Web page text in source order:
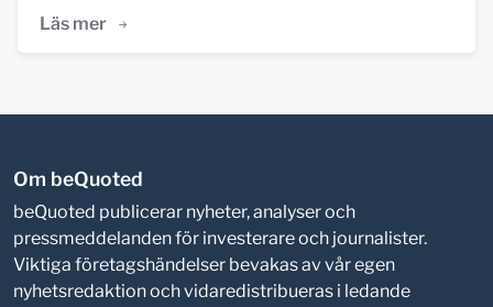
Läs mer
Om beQuoted
beQuoted publicerar nyheter, analyser och
pressmeddelanden för investerare och journalister.
Viktiga företagshändelser bevakas av vår egen
nyhetsredaktion och vidaredistribueras i ledande